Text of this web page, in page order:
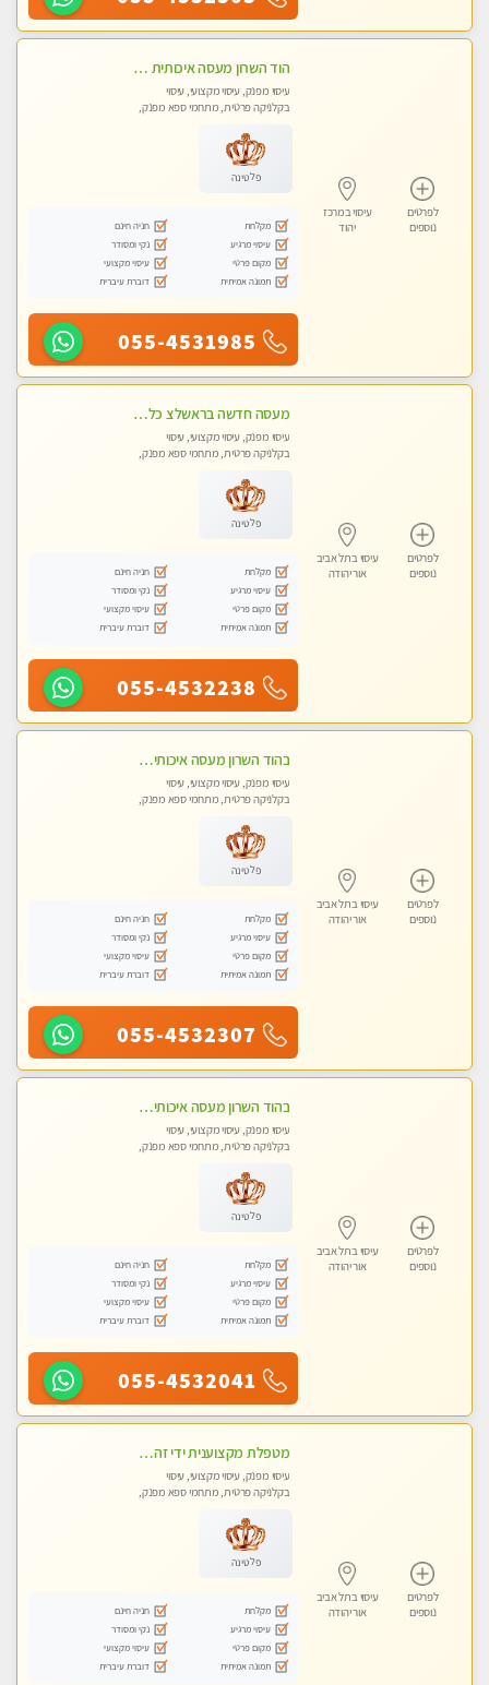
לפרטים
נוספים
עיסוי במרכז
יהוד
הוד השרון מעסה איכותית מפנקת ומקצועית לעיסוי חלומי .....
עיסוי מפנק, עיסוי מקצועי, עיסוי
בקלניקה פרטית, מתחמי ספא מפנק,
פלטינה
מקלחת
חניה חינם
עיסוי מרגיע
נקי ומסודר
מקום פרטי
עיסוי מקצועי
תמונה אמיתית
דוברת עיברית
055-4531985
לפרטים
נוספים
עיסוי בתל אביב
אור יהודה
מעסה חדשה בראשלצ כל סוגי העיסויים מעסה מקצועית ואיכותית פרטי!!!
עיסוי מפנק, עיסוי מקצועי, עיסוי
בקלניקה פרטית, מתחמי ספא מפנק,
פלטינה
מקלחת
חניה חינם
עיסוי מרגיע
נקי ומסודר
מקום פרטי
עיסוי מקצועי
תמונה אמיתית
דוברת עיברית
055-4532238
לפרטים
נוספים
עיסוי בתל אביב
אור יהודה
בהוד השרון מעסה איכותית מקצועית ומפנקת חדשה מעסה צעירה ואלופה לעיסוי מפנק מומלץ מאוד ....פרטי!!
עיסוי מפנק, עיסוי מקצועי, עיסוי
בקלניקה פרטית, מתחמי ספא מפנק,
פלטינה
מקלחת
חניה חינם
עיסוי מרגיע
נקי ומסודר
מקום פרטי
עיסוי מקצועי
תמונה אמיתית
דוברת עיברית
055-4532307
לפרטים
נוספים
עיסוי בתל אביב
אור יהודה
בהוד השרון מעסה איכותית מקצועית ומפנקת מאוד
עיסוי מפנק, עיסוי מקצועי, עיסוי
בקלניקה פרטית, מתחמי ספא מפנק,
פלטינה
מקלחת
חניה חינם
עיסוי מרגיע
נקי ומסודר
מקום פרטי
עיסוי מקצועי
תמונה אמיתית
דוברת עיברית
055-4532041
לפרטים
נוספים
עיסוי בתל אביב
אור יהודה
מטפלת מקצוענית ידי זהב VIP-מומלץ לחלוטין! פרטי! ​​​​​​ Highly recommended
עיסוי מפנק, עיסוי מקצועי, עיסוי
בקלניקה פרטית, מתחמי ספא מפנק,
פלטינה
מקלחת
חניה חינם
עיסוי מרגיע
נקי ומסודר
מקום פרטי
עיסוי מקצועי
תמונה אמיתית
דוברת עיברית